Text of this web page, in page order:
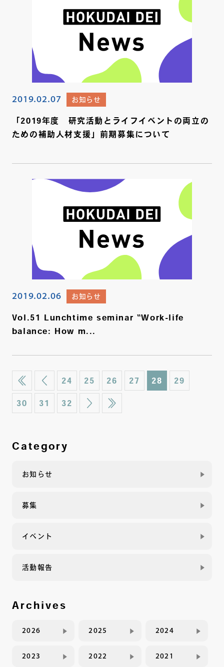
2019.02.07 お知らせ
「2019年度 研究活動とライフイベントの両立の
ための補助人材支援」前期募集について
2019.02.06 お知らせ
Vol.51 Lunchtime seminar “Work-life
balance: How m...
24 25 26 27 28 29
30 31 32
Category
お知らせ
募集
イベント
活動報告
Archives
2026 2025 2024
2023 2022 2021